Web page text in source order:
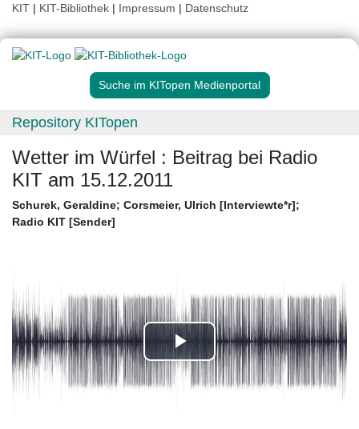
KIT | KIT-Bibliothek | Impressum | Datenschutz
Suche im KITopen Medienportal
Repository KITopen
Wetter im Würfel : Beitrag bei Radio
KIT am 15.12.2011
Schurek, Geraldine; Corsmeier, Ulrich [Interviewte*r];
Radio KIT [Sender]
Play
Video